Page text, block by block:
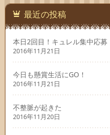
最近の投稿
本日2回目！キュレル集中応募
2016年11月21日
今日も懸賞生活にGO！
2016年11月21日
不整脈が起きた
2016年11月20日